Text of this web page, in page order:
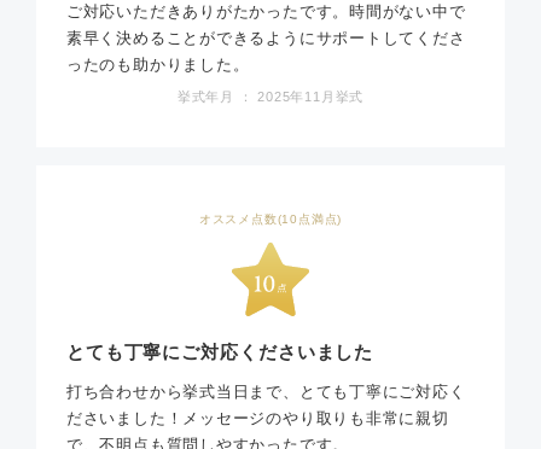
ご対応いただきありがたかったです。時間がない中で
素早く決めることができるようにサポートしてくださ
ったのも助かりました。
挙式年月 ： 2025年11月挙式
オススメ点数(10点満点)
とても丁寧にご対応くださいました
打ち合わせから挙式当日まで、とても丁寧にご対応く
ださいました！メッセージのやり取りも非常に親切
で、不明点も質問しやすかったです。